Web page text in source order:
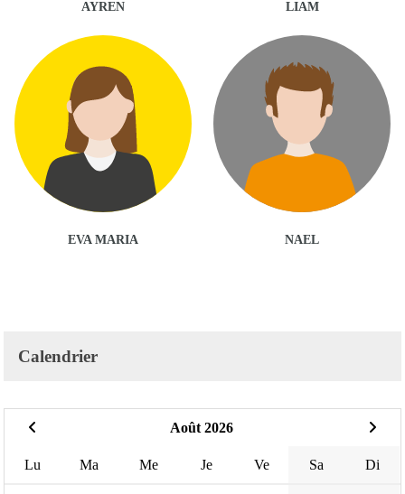
AYREN LIAM
EVA MARIA NAEL
Calendrier
Août 2026
Lu Ma Me Je Ve Sa Di